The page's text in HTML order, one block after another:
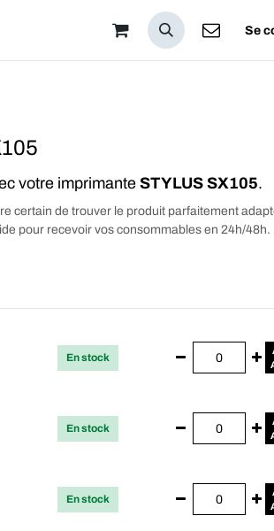
Se
votre imprimanteSTYLUS SX105.
certain de trouver le produit parfaitement
pour recevoir vos consommables en 24h/48h.
En stock
En stock
En stock